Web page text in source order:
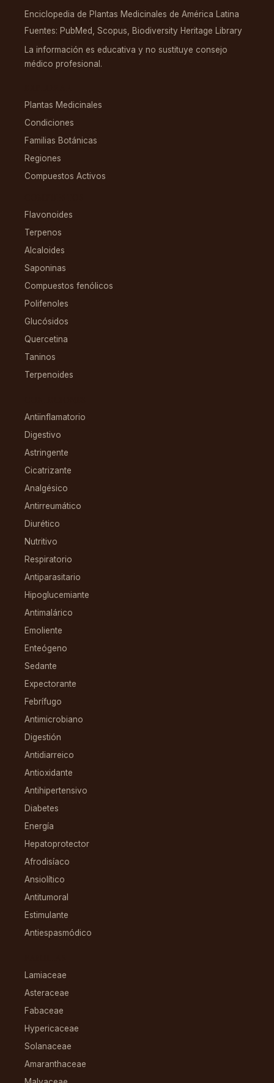
Enciclopedia de Plantas Medicinales de América Latina
Fuentes: PubMed, Scopus, Biodiversity Heritage Library
La información es educativa y no sustituye consejo
médico profesional.
Plantas Medicinales
Condiciones
Familias Botánicas
Regiones
Compuestos Activos
Flavonoides
Terpenos
Alcaloides
Saponinas
Compuestos fenólicos
Polifenoles
Glucósidos
Quercetina
Taninos
Terpenoides
Antiinflamatorio
Digestivo
Astringente
Cicatrizante
Analgésico
Antirreumático
Diurético
Nutritivo
Respiratorio
Antiparasitario
Hipoglucemiante
Antimalárico
Emoliente
Enteógeno
Sedante
Expectorante
Febrífugo
Antimicrobiano
Digestión
Antidiarreico
Antioxidante
Antihipertensivo
Diabetes
Energía
Hepatoprotector
Afrodisíaco
Ansiolítico
Antitumoral
Estimulante
Antiespasmódico
Lamiaceae
Asteraceae
Fabaceae
Hypericaceae
Solanaceae
Amaranthaceae